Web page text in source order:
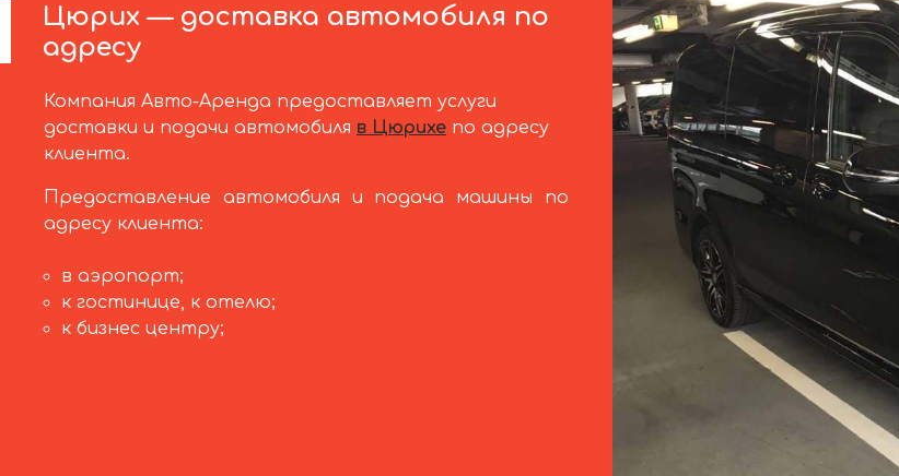
Цюрих — доставка автомобиля по
адресу
Компания Авто-Аренда предоставляет услуги
доставки и подачи автомобиля в Цюрихе по адресу
клиента.
Предоставление автомобиля и подача машины по
адресу клиента:
в аэропорт;
к гостинице, к отелю;
к бизнес центру;